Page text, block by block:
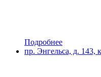
Подробнее
пр. Энгельса, д. 143,